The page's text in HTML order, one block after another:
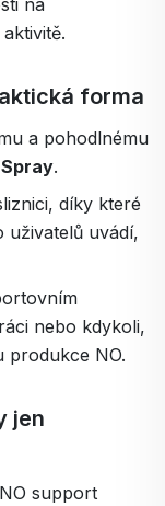
na
forma
a pohodlnému
.
díky které
uživatelů uvádí,
nebo kdykoli,
produkce NO.
jen
support